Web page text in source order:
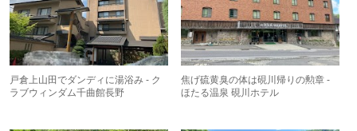
戸倉上山田でダンディに湯浴み - ク
ラブウィンダム千曲館長野
焦げ硫黄臭の体は硯川帰りの勲章 -
ほたる温泉 硯川ホテル